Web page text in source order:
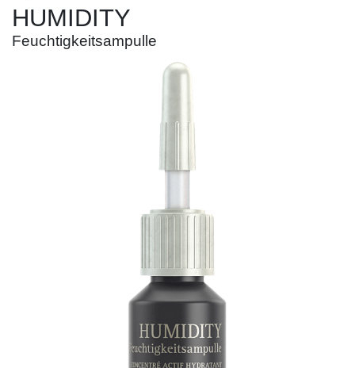
HUMIDITY
Feuchtigkeitsampulle